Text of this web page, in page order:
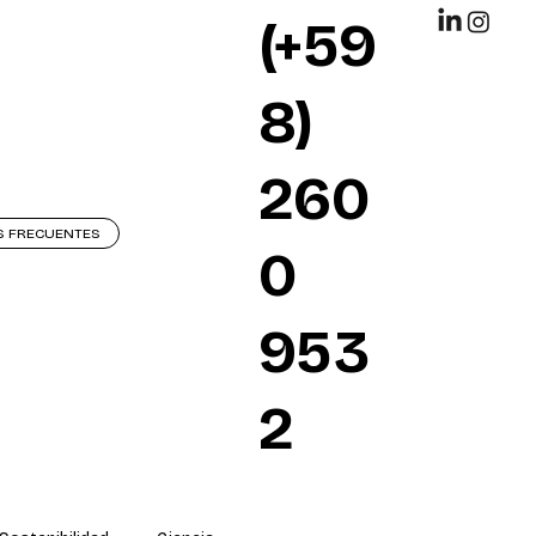
FRECUENTES
(+59
8)
260
0
953
2